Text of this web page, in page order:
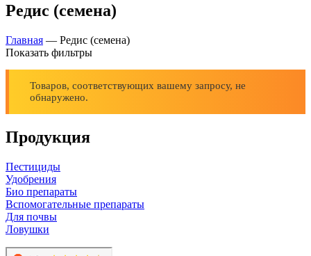
Редис (семена)
Главная — Редис (семена)
Показать фильтры
Товаров, соответствующих вашему запросу, не
обнаружено.
Продукция
Пестициды
Удобрения
Био препараты
Вспомогательные препараты
Для почвы
Ловушки